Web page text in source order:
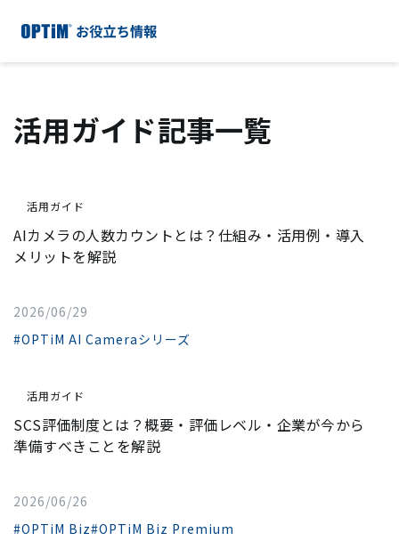
活用ガイド記事一覧
活用ガイド
AIカメラの人数カウントとは？仕組み・活用例・導入
メリットを解説
2026/06/29
#OPTiM AI Cameraシリーズ
活用ガイド
SCS評価制度とは？概要・評価レベル・企業が今から
準備すべきことを解説
2026/06/26
#OPTiM Biz#OPTiM Biz Premium